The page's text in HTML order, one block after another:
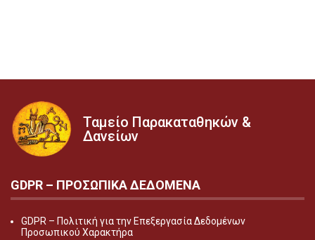
Ταμείο Παρακαταθηκών &
Δανείων
GDPR – ΠΡΟΣΩΠΙΚA ΔΕΔΟΜEΝΑ
GDPR – Πολιτική για την Επεξεργασία Δεδομένων
Προσωπικού Χαρακτήρα